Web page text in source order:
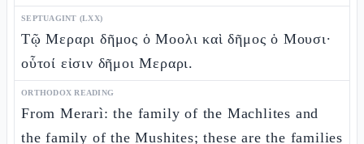
SEPTUAGINT (LXX)
Τῷ Μεραρι δῆμος ὁ Μοολι καὶ δῆμος ὁ Μουσι·
οὗτοί εἰσιν δῆμοι Μεραρι.
ORTHODOX READING
From Merarì: the family of the Machlites and
the family of the Mushites; these are the families